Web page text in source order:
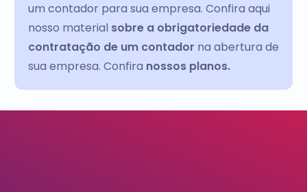
um contador para sua empresa. Confira aqui
nosso material sobre a obrigatoriedade da
contratação de um contador na abertura de
sua empresa. Confira nossos planos.